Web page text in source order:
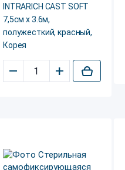
INTRARICH CAST SOFT
7,5см х 3.6м,
полужесткий, красный,
Корея
– +